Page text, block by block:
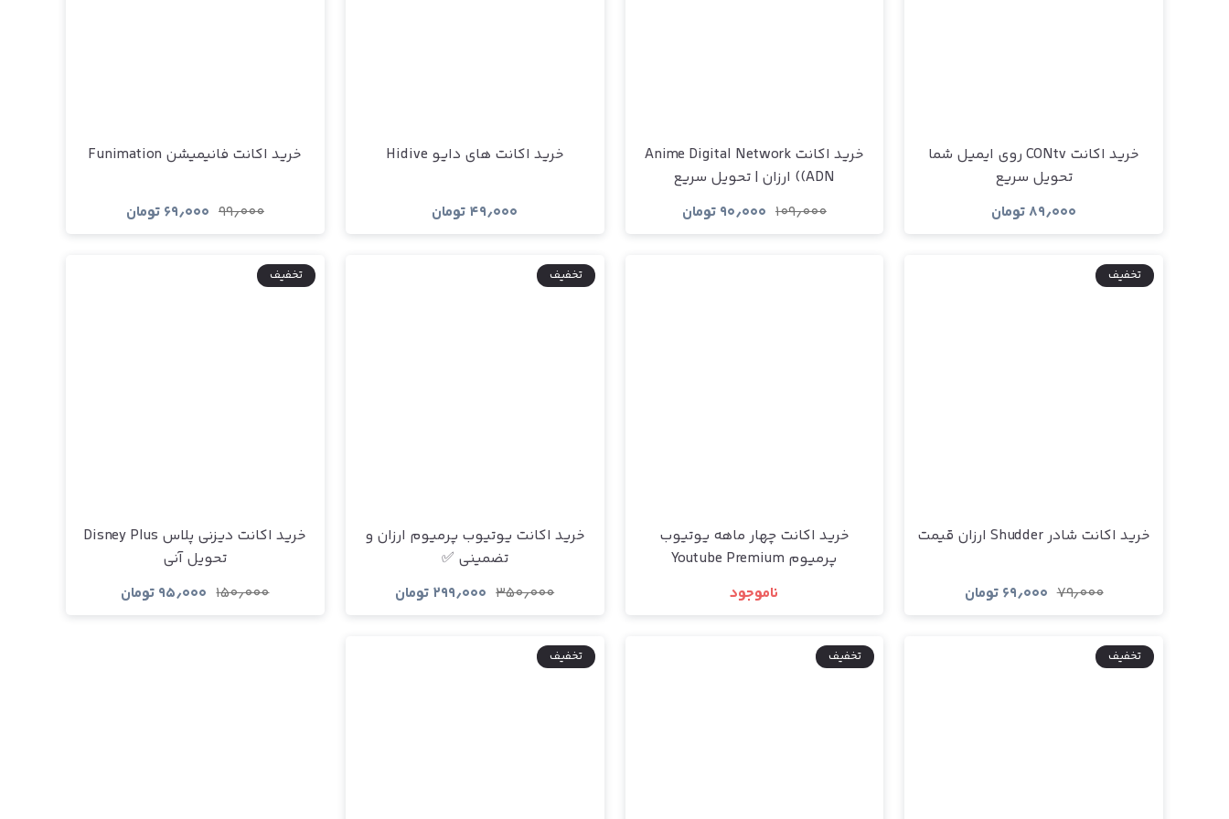
خرید اکانت CONtv روی ایمیل شما
تحویل سریع
۸۹٫۰۰۰ تومان
خرید اکانت Anime Digital Network
(ADN) ارزان | تحویل سریع
۱۰۹٫۰۰۰ ۹۰٫۰۰۰ تومان
خرید اکانت های دایو Hidive
۴۹٫۰۰۰ تومان
خرید اکانت فانیمیشن Funimation
۹۹٫۰۰۰ ۶۹٫۰۰۰ تومان
تخفیف
خرید اکانت شادر Shudder ارزان قیمت
۷۹٫۰۰۰ ۶۹٫۰۰۰ تومان
خرید اکانت چهار ماهه یوتیوب
پرمیوم Youtube Premium
ناموجود
تخفیف
خرید اکانت یوتیوب پرمیوم ارزان و
تضمینی ✅
۳۵۰٫۰۰۰ ۲۹۹٫۰۰۰ تومان
تخفیف
خرید اکانت دیزنی پلاس Disney Plus
تحویل آنی
۱۵۰٫۰۰۰ ۹۵٫۰۰۰ تومان
تخفیف تخفیف تخفیف